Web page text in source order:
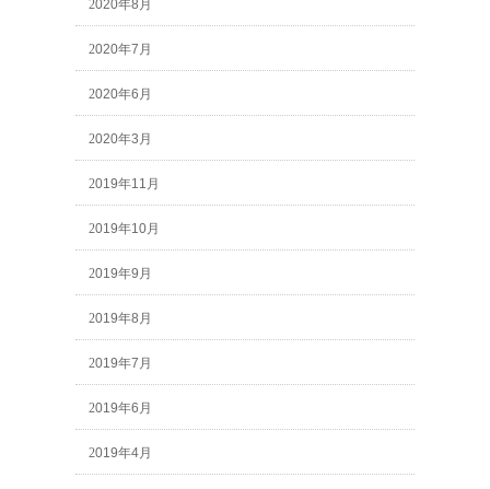
2020年8月
2020年7月
2020年6月
2020年3月
2019年11月
2019年10月
2019年9月
2019年8月
2019年7月
2019年6月
2019年4月